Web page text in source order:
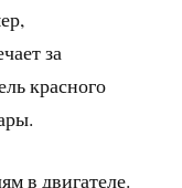
за
красного
в двигателе.